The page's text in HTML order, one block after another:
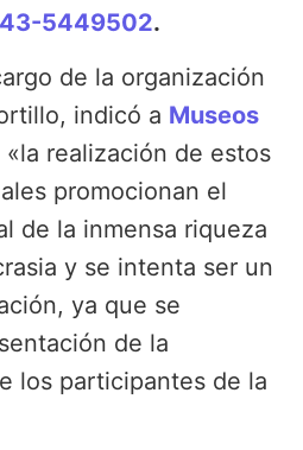
5449502.
de la organización
indicó a Museos
realización de estos
promocionan el
de la inmensa riqueza
y se intenta ser un
ya que se
de la
los participantes de la